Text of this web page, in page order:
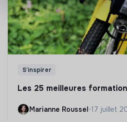
S'inspirer
Les 25 meilleures
Marianne Roussel•17 juillet